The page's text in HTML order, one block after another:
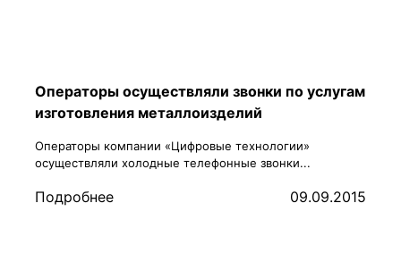
Операторы осуществляли звонки по услугам
изготовления металлоизделий
Операторы компании «Цифровые технологии»
осуществляли холодные телефонные звонки...
Подробнее 09.09.2015